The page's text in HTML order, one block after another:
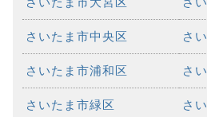
さいたま市中央区 さ
さいたま市浦和区 さ
さいたま市緑区 さ